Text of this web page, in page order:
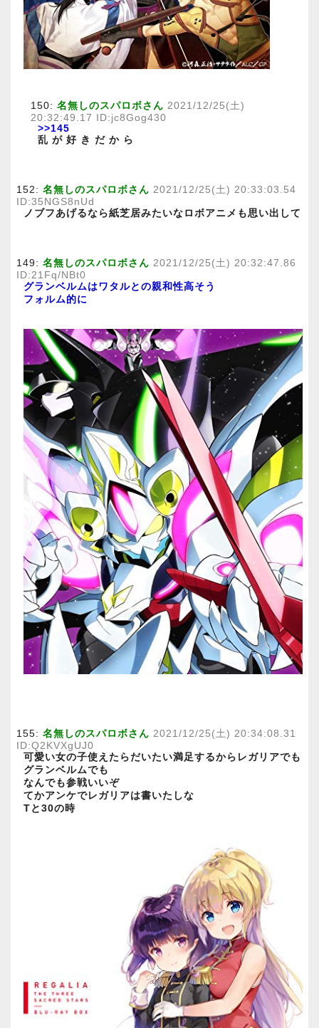
150: 名無しのスパロボさん 2021/12/25(土)
20:32:49.17 ID:jc8Gog430
>>145
乱 が 好 き だ か ら
152: 名無しのスパロボさん 2021/12/25(土) 20:33:03.54
ID:35NGS8nUd
ノブフあげるなら紙芝居みたいなロボアニメも思い出して
149: 名無しのスパロボさん 2021/12/25(土) 20:32:47.86
ID:21Fq/NBt0
グランベルムはワタルとの親和性高そう
フォルム的に
155: 名無しのスパロボさん 2021/12/25(土) 20:34:08.31
ID:Q2KVXgUJ0
可愛い女の子使えたらだいたい満足するからレガリアでも
グランベルムでも
なんでも参戦いいぞ
てかアンケでレガリアは書いたしな
Tと30の時